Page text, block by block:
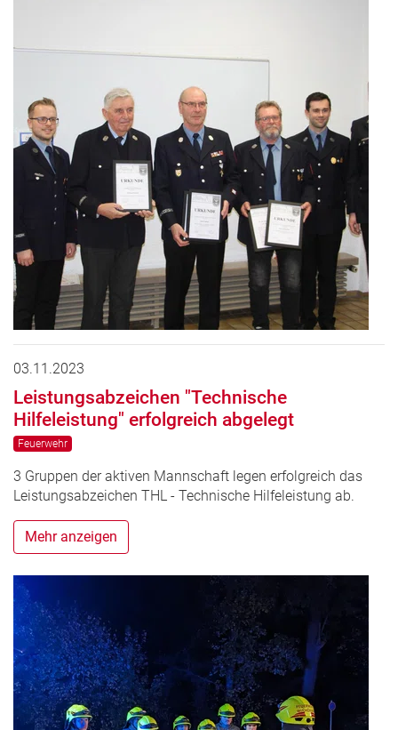
03.11.2023
Leistungsabzeichen "Technische
Hilfeleistung" erfolgreich abgelegt
Feuerwehr
3 Gruppen der aktiven Mannschaft legen erfolgreich das
Leistungsabzeichen THL - Technische Hilfeleistung ab.
Mehr anzeigen